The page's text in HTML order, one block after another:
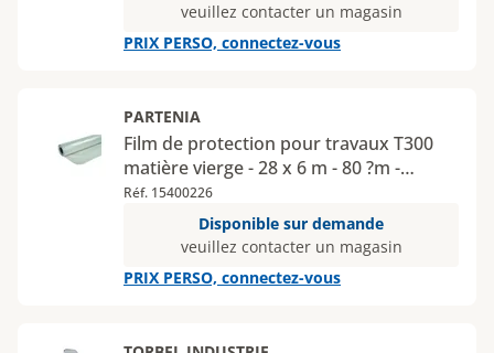
veuillez contacter un magasin
PRIX PERSO, connectez-vous
PARTENIA
Film de protection pour travaux T300
matière vierge - 28 x 6 m - 80 ?m -
transparent
Réf. 15400226
Disponible sur demande
veuillez contacter un magasin
PRIX PERSO, connectez-vous